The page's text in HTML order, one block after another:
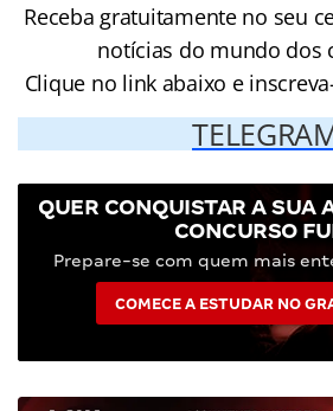
Receba gratuitamente no seu
notícias do mundo dos
Clique no link abaixo e
QUER CONQUISTAR A SUA
CONCURSO
Prepare-se com quem mais
COMECE A ESTUDAR NO